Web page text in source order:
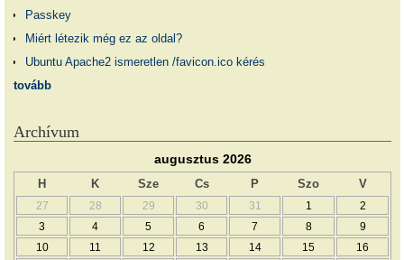
Passkey
Miért létezik még ez az oldal?
Ubuntu Apache2 ismeretlen /favicon.ico kérés
tovább
Archívum
augusztus 2026
H K Sze Cs P Szo V
27 28 29 30 31 1
2
3
4 5 6 7 8
9
10
11 12 13 14 15 16